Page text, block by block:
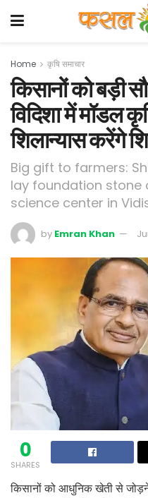
Home कृषि समाचार
किसानों को बड़ी
विदिशा में मॉडल
शिलान्यास करेंगे
Big gift to farmers:
lay foundation
science center in
by Emran Khan
0
SHARES
किसानों को आधुनिक खेती से